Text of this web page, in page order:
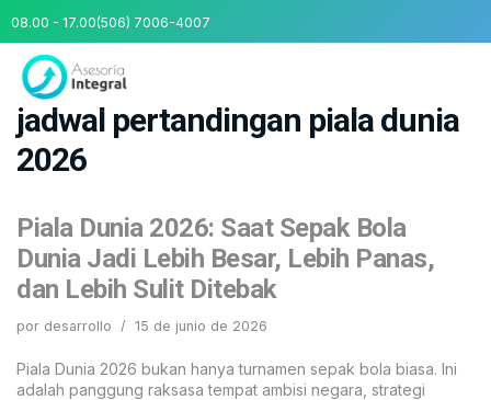
Saltar
al
contenido
08.00 - 17.00(506) 7006-4007
jadwal pertandingan piala dunia
2026
Piala Dunia 2026: Saat Sepak Bola
Dunia Jadi Lebih Besar, Lebih Panas,
dan Lebih Sulit Ditebak
por desarrollo 15 de junio de 2026
Piala Dunia 2026 bukan hanya turnamen sepak bola biasa. Ini
adalah panggung raksasa tempat ambisi negara, strategi